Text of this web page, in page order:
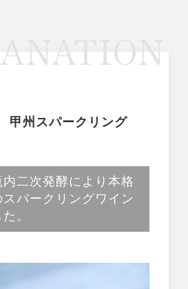
甲州スパークリング
二次発酵により本格
パークリングワイン
。